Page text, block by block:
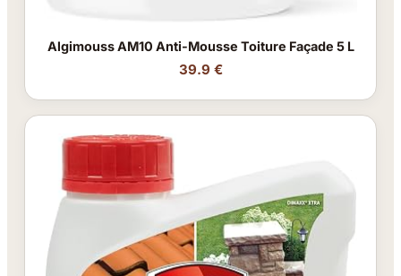
Algimouss AM10 Anti-Mousse Toiture Façade 5 L
39.9 €